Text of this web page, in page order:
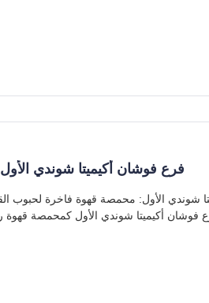
فرع فوشان أكيميتا شوندي
فوشان أكيميتا شوندي الأول كمحمصة قهوة